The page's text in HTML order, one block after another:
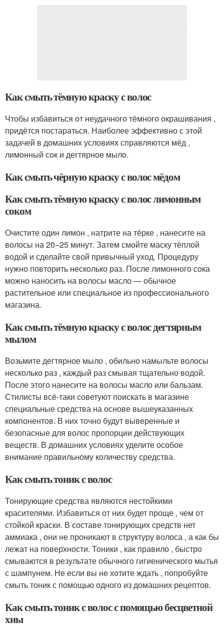
Как смыть тёмную краску с волос
Чтобы избавиться от неудачного тёмного окрашивания ,
придётся постараться. Наиболее эффективно с этой
задачей в домашних условиях справляются мёд ,
лимонный сок и дегтярное мыло.
Как смыть чёрную краску с волос мёдом
Как смыть тёмную краску с волос лимонным
соком
Очистите один лимон , натрите на тёрке , нанесите на
волосы на 20−25 минут. Затем смойте маску тёплой
водой и сделайте свой привычный уход. Процедуру
нужно повторить несколько раз. После лимонного сока
можно наносить на волосы масло — обычное
растительное или специальное из профессионального
магазина.
Как смыть тёмную краску с волос дегтярным
мылом
Возьмите дегтярное мыло , обильно намыльте волосы
несколько раз , каждый раз смывая тщательно водой.
После этого нанесите на волосы масло или бальзам.
Стилисты всё-таки советуют поискать в магазине
специальные средства на основе вышеуказанных
компонентов. В них точно будут выверенные и
безопасные для волос пропорции действующих
веществ. В домашних условиях уделите особое
внимание правильному количеству средства.
Как смыть тоник с волос
Тонирующие средства являются нестойкими
красителями. Избавиться от них будет проще , чем от
стойкой краски. В составе тонирующих средств нет
аммиака , они не проникают в структуру волоса , а как бы
лежат на поверхности. Тоники , как правило , быстро
смываются в результате обычного гигиенического мытья
с шампунем. Не если вы не хотите ждать , попробуйте
смыть тоник с помощью одного из домашних рецептов.
Как смыть тоник с волос с помощью бесцветной
хны